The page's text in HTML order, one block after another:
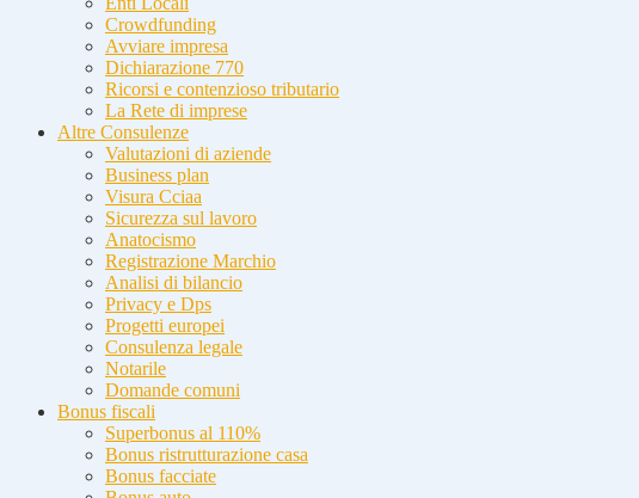
Crowdfunding
Avviare impresa
Dichiarazione 770
Ricorsi e contenzioso tributario
La Rete di imprese
Altre Consulenze
Valutazioni di aziende
Business plan
Visura Cciaa
Sicurezza sul lavoro
Anatocismo
Registrazione Marchio
Analisi di bilancio
Privacy e Dps
Progetti europei
Consulenza legale
Notarile
Domande comuni
Bonus fiscali
Superbonus al 110%
Bonus ristrutturazione casa
Bonus facciate